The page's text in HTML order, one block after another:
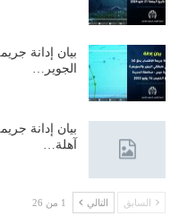
الجوير…
بيان إدانة
آهلة…
السابق التالي 1 من 26